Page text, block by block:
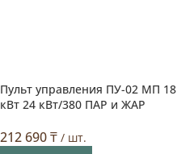
Пульт управления ПУ-02 МП 18
кВт 24 кВт/380 ПАР и ЖАР
212 690₸ / шт.